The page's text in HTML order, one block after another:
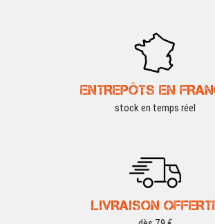
ENTREPÔTS EN
stock en temps réel
LIVRAISON